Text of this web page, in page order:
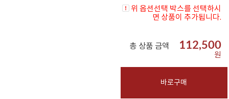
위 옵션선택 박스를 선택하시
면 상품이 추가됩니다.
총 상품 금액 112,500
원
바로구매